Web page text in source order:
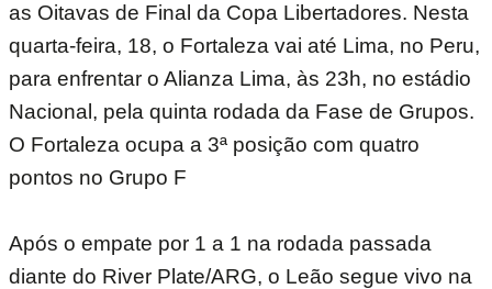
as Oitavas de Final da Copa Libertadores. Nesta
quarta-feira, 18, o Fortaleza vai até Lima, no Peru,
para enfrentar o Alianza Lima, às 23h, no estádio
Nacional, pela quinta rodada da Fase de Grupos.
O Fortaleza ocupa a 3ª posição com quatro
pontos no Grupo F
Após o empate por 1 a 1 na rodada passada
diante do River Plate/ARG, o Leão segue vivo na